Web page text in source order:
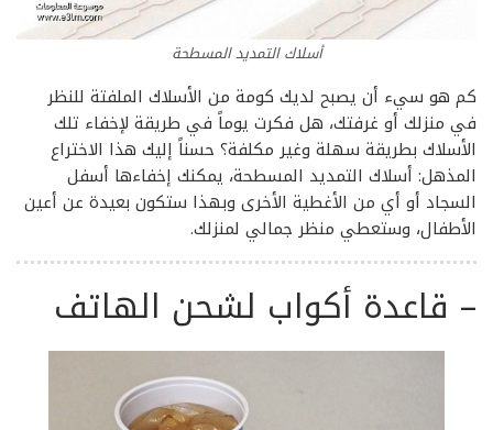
أسلاك التمديد المسطحة
كم هو سيء أن يصبح لديك كومة من الأسلاك الملفتة للنظر
في منزلك أو غرفتك، هل فكرت يوماً في طريقة لإخفاء تلك
الأسلاك بطريقة سهلة وغير مكلفة؟ حسناً إليك هذا الاختراع
المذهل: أسلاك التمديد المسطحة، يمكنك إخفاءها أسفل
السجاد أو أي من الأغطية الأخرى وبهذا ستكون بعيدة عن أعين
الأطفال، وستعطي منظر جمالي لمنزلك.
– قاعدة أكواب لشحن الهاتف